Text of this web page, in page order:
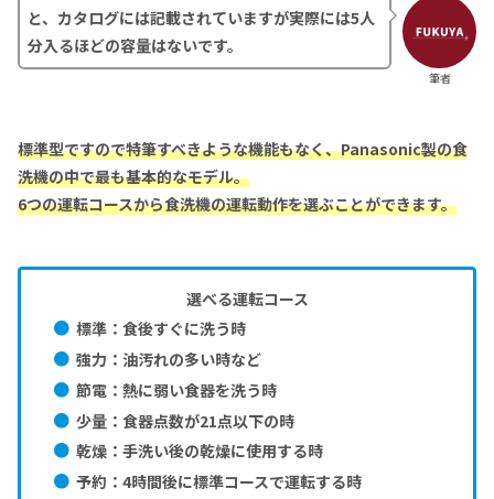
筆者
と、カタログには記載されていますが実際には5人
分入るほどの容量はないです。
標準型ですので特筆すべきような機能もなく、Panasonic製の食
洗機の中で最も基本的なモデル。
6つの運転コースから食洗機の運転動作を選ぶことができます。
選べる運転コース
標準：食後すぐに洗う時
強力：油汚れの多い時など
節電：熱に弱い食器を洗う時
少量：食器点数が21点以下の時
乾燥：手洗い後の乾燥に使用する時
予約：4時間後に標準コースで運転する時